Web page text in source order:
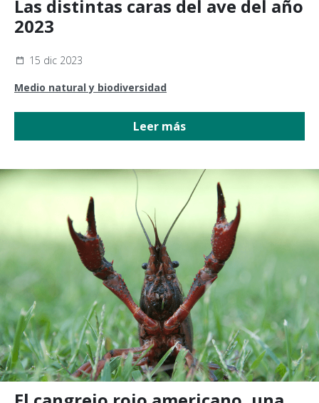
Las distintas caras del ave del año
2023
15 dic 2023
Medio natural y biodiversidad
Leer más